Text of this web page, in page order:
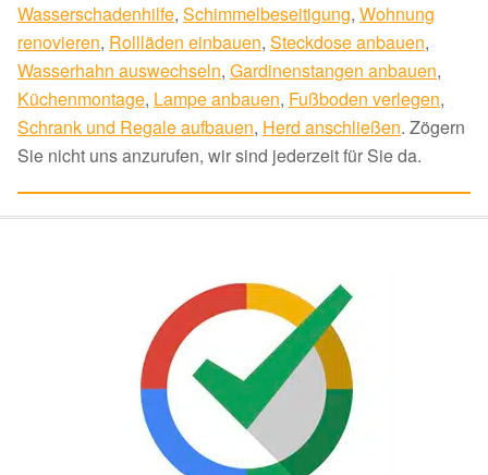
Wasserschadenhilfe, Schimmelbeseitigung, Wohnung
renovieren, Rollläden einbauen, Steckdose anbauen,
Wasserhahn auswechseln, Gardinenstangen anbauen,
Küchenmontage, Lampe anbauen, Fußboden verlegen,
Schrank und Regale aufbauen, Herd anschließen. Zögern
Sie nicht uns anzurufen, wir sind jederzeit für Sie da.